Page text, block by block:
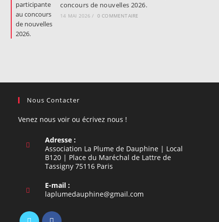
concours de nouvelles 2026.
14 MAI 2026 / 0 COMMENTAIRE
Nous Contacter
Venez nous voir ou écrivez nous !
Adresse :
Association La Plume de Dauphine | Local
B120 | Place du Maréchal de Lattre de
Tassigny 75116 Paris
E-mail :
laplumedauphine@gmail.com